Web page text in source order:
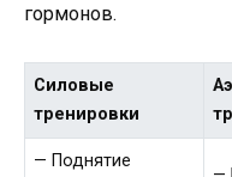
гормонов.
Силовые
тренировки
— Поднятие